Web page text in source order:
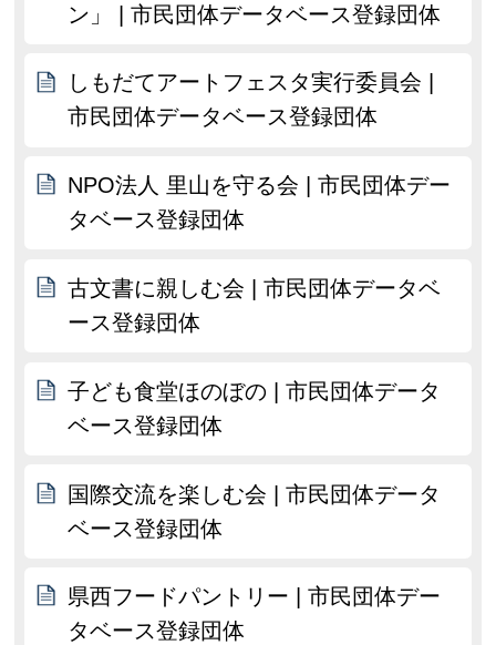
ン」 | 市民団体データベース登録団体
しもだてアートフェスタ実行委員会 |
市民団体データベース登録団体
NPO法人 里山を守る会 | 市民団体デー
タベース登録団体
古文書に親しむ会 | 市民団体データベ
ース登録団体
子ども食堂ほのぼの | 市民団体データ
ベース登録団体
国際交流を楽しむ会 | 市民団体データ
ベース登録団体
県西フードパントリー | 市民団体デー
タベース登録団体